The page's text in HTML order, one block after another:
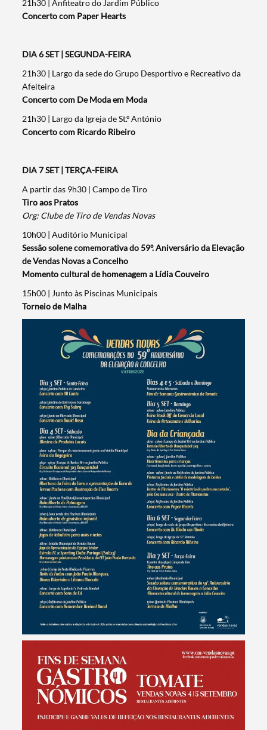
Categorias gerais
Filtros
21h30 | Anfiteatro do Jardim Público
Concerto com Paper Hearts
DIA 6 SET | SEGUNDA-FEIRA
21h30 | Largo da sede do Grupo Desportivo e Recreativo da
Afeiteira
Concerto com De Moda em Moda
21h30 | Largo da Igreja de St.º António
Concerto com Ricardo Ribeiro
DIA 7 SET | TERÇA-FEIRA
A partir das 9h30 | Campo de Tiro
Tiro aos Pratos
Org: Clube de Tiro de Vendas Novas
10h00 | Auditório Municipal
Sessão solene comemorativa do 59º. Aniversário da Elevação
de Vendas Novas a Concelho
Momento cultural de homenagem a Lídia Couveiro
15h00 | Junto às Piscinas Municipais
Torneio de Malha